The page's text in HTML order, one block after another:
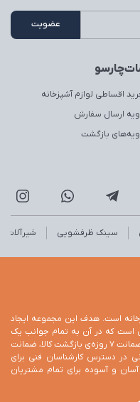
اقساطی لوازم آشپزخانه
ارسال سفارش
بازگشت
سینک ظرفشویی شیرآلات
است. هدف این مجموعه ایجاد
است که در آن به تمام جوانب یک
خرید مطمئن توجه شده باشد. در همین راستا ضمانت 7 روزه‌ی بازگشت کالا، ضمانت
در دسترس کارشناسان فنی برای
و آسوده برای تمام مشتریان